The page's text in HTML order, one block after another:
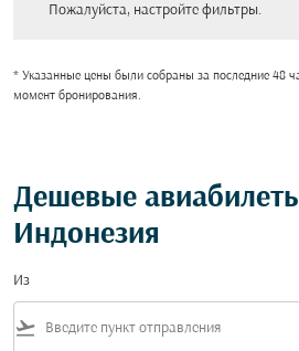
Пожалуйста, настройте фильтры.
* Указанные цены были собраны за последние 48
момент бронирования.
Дешевые
Индонезия
Из
flight_takeoff